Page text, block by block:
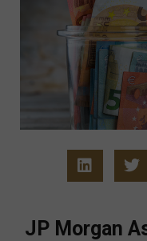
JP Morgan